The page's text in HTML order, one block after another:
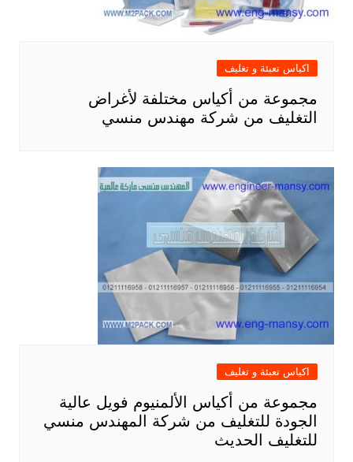
اكياس تعبئة و تغليف
مجموعة من أكياس مختلفة لأغراض
التغليف من شركة مهندس منسي
اكياس تعبئة و تغليف
مجموعة من أكياس الألمنيوم فويل عالية
الجودة للتغليف من شركة المهندس منسي
للتغليف الحديث